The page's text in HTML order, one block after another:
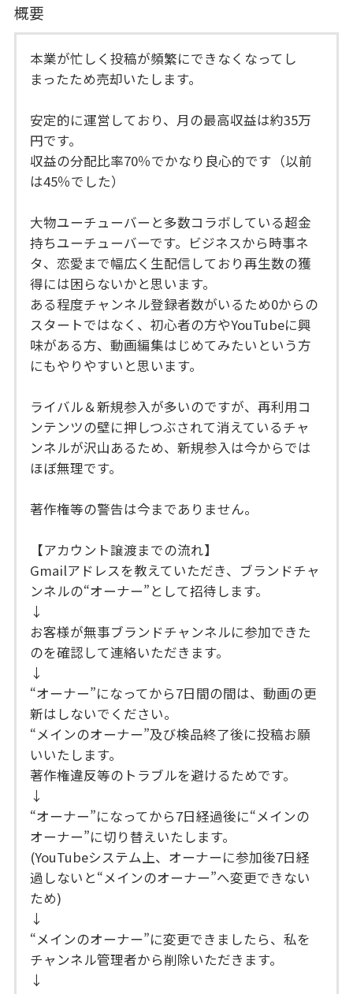
概要
本業が忙しく投稿が頻繁にできなくなってし
まったため売却いたします。
安定的に運営しており、月の最高収益は約35万
円です。
収益の分配比率70％でかなり良心的です（以前
は45％でした）
大物ユーチューバーと多数コラボしている超金
持ちユーチューバーです。ビジネスから時事ネ
タ、恋愛まで幅広く生配信しており再生数の獲
得には困らないかと思います。
ある程度チャンネル登録者数がいるため0からの
スタートではなく、初心者の方やYouTubeに興
味がある方、動画編集はじめてみたいという方
にもやりやすいと思います。
ライバル＆新規参入が多いのですが、再利用コ
ンテンツの壁に押しつぶされて消えているチャ
ンネルが沢山あるため、新規参入は今からでは
ほぼ無理です。
著作権等の警告は今までありません。
【アカウント譲渡までの流れ】
Gmailアドレスを教えていただき、ブランドチャ
ンネルの“オーナー”として招待します。
↓
お客様が無事ブランドチャンネルに参加できた
のを確認して連絡いただきます。
↓
“オーナー”になってから7日間の間は、動画の更
新はしないでください。
“メインのオーナー”及び検品終了後に投稿お願
いいたします。
著作権違反等のトラブルを避けるためです。
↓
“オーナー”になってから7日経過後に“メインの
オーナー”に切り替えいたします。
(YouTubeシステム上、オーナーに参加後7日経
過しないと“メインのオーナー”へ変更できない
ため)
↓
“メインのオーナー”に変更できましたら、私を
チャンネル管理者から削除いただきます。
↓